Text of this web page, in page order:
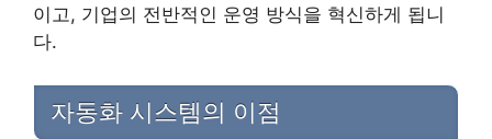
이고, 기업의 전반적인 운영 방식을 혁신하게 됩니
다.
자동화 시스템의 이점